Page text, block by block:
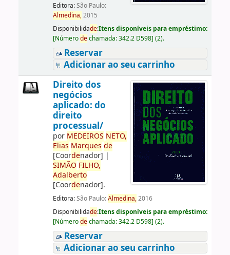
Editora:São Paulo:
Almedina,2015
Disponibilidade:Itens disponíveis para empréstimo:
[Númerodechamada:342.2 D598] (2).
Reservar
Adicionar ao seu carrinho
Direito dos
negócios
aplicado: do
direito
processual/
por MEDEIROS NETO,
Elias Marques de
[Coordenador] |
SIMÃO FILHO,
Adalberto
[Coordenador].
Editora:São Paulo:Almedina,2016
Disponibilidade:Itens disponíveis para empréstimo:
[Númerodechamada:342.2 D598] (2).
Reservar
Adicionar ao seu carrinho